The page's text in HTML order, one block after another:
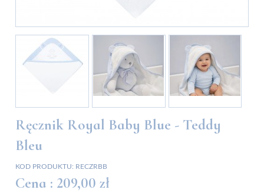
Ręcznik Royal Baby Blue - Teddy
Bleu
KOD PRODUKTU: RECZRBB
Cena : 209,00 zł